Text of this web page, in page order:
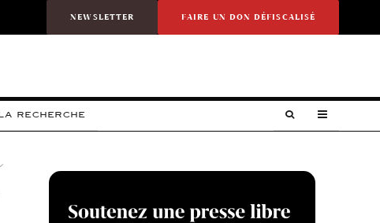
NEWSLETTER FAIRE UN DON DÉFISCALISÉ
RECHERCHE